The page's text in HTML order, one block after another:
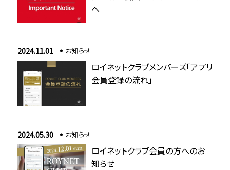
へ
2024.11.01 お知らせ
ロイネットクラブメンバーズ「アプリ
会員登録の流れ」
2024.05.30 お知らせ
ロイネットクラブ会員の方へのお
知らせ